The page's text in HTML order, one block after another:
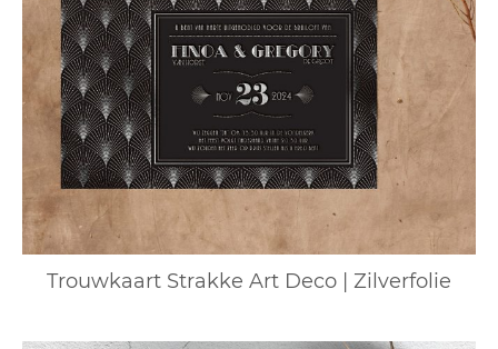
Trouwkaart Strakke Art Deco | Zilverfolie